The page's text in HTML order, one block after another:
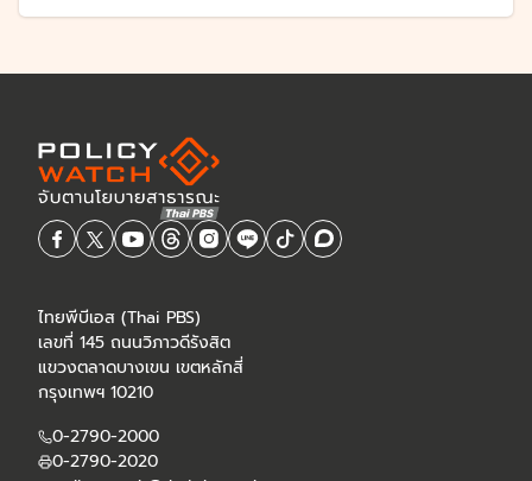
ไทยพีบีเอส (Thai PBS)
เลขที่ 145 ถนนวิภาวดีรังสิต
แขวงตลาดบางเขน เขตหลักสี่
กรุงเทพฯ 10210
0-2790-2000
0-2790-2020